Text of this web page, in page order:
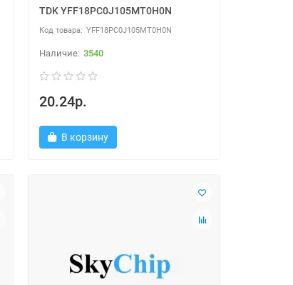
TDK YFF18PC0J105MT0H0N
YFF18PC0J105MT0H0N
3540
20.24р.
В корзину